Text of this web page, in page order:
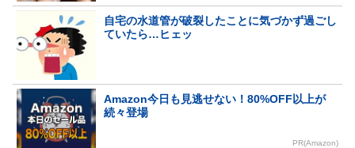
自宅の水道管が破裂したことに気づかず過ごし
ていたら…ヒェッ
Amazon今日も見逃せない！80%OFF以上が
続々登場
PR(Amazon)